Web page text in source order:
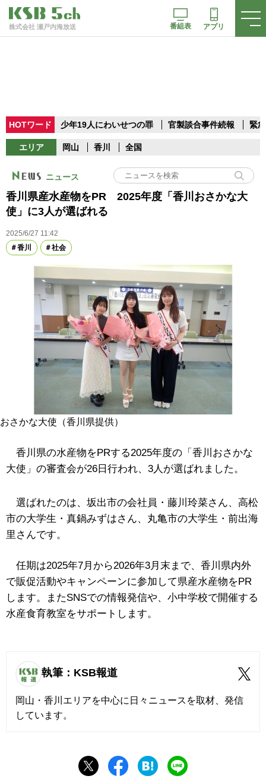
株式会社 瀬戸内海放送 番組表 アプリ
HOTワード 少年19人にわいせつの罪 官製談合事件続報 緊
エリア 岡山 香川 全国
ニュース
香川県産水産物をPR 2025年度「香川おさかな大
使」に3人が選ばれる
2025/6/27 11:42
香川
社会
おさかな大使（香川県提供）
香川県の水産物をPRする2025年度の「香川おさかな
大使」の審査会が26日行われ、3人が選ばれました。
選ばれたのは、坂出市の会社員・藤川玲菜さん、高松
市の大学生・真鍋みずはさん、丸亀市の大学生・前出海
里さんです。
任期は2025年7月から2026年3月末まで、香川県内外
で販促活動やキャンペーンに参加して県産水産物をPR
します。またSNSでの情報発信や、小中学校で開催する
水産食育教室をサポートします。
執筆：KSB報道
岡山・香川エリアを中心に日々ニュースを取材、発信
しています。